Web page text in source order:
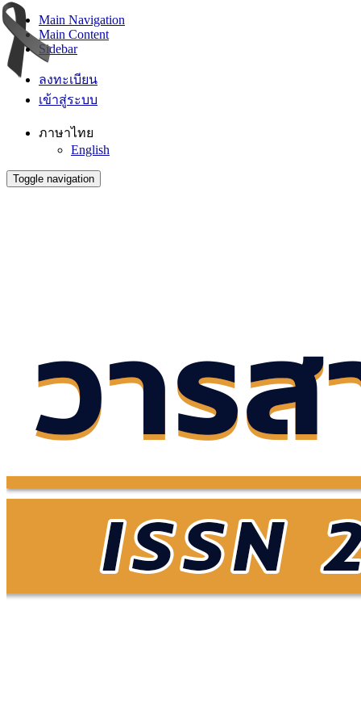
Main Navigation
Main Content
Sidebar
ลงทะเบียน
เข้าสู่ระบบ
ภาษาไทย
English
Toggle navigation